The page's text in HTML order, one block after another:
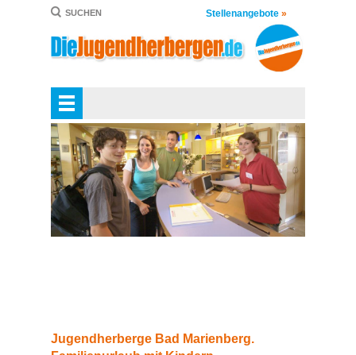
SUCHEN Stellenangebote »
Jugendherberge Bad Marienberg.